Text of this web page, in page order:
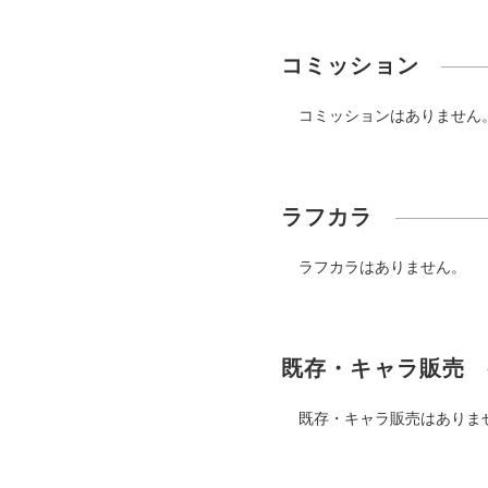
コミッション
コミッションはありません。
ラフカラ
ラフカラはありません。
既存・キャラ販売
既存・キャラ販売はありま